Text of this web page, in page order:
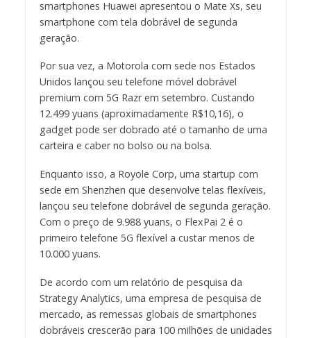
smartphones Huawei apresentou o Mate Xs, seu
smartphone com tela dobrável de segunda
geração.
Por sua vez, a Motorola com sede nos Estados
Unidos lançou seu telefone móvel dobrável
premium com 5G Razr em setembro. Custando
12.499 yuans (aproximadamente R$10,16), o
gadget pode ser dobrado até o tamanho de uma
carteira e caber no bolso ou na bolsa.
Enquanto isso, a Royole Corp, uma startup com
sede em Shenzhen que desenvolve telas flexíveis,
lançou seu telefone dobrável de segunda geração.
Com o preço de 9.988 yuans, o FlexPai 2 é o
primeiro telefone 5G flexível a custar menos de
10.000 yuans.
De acordo com um relatório de pesquisa da
Strategy Analytics, uma empresa de pesquisa de
mercado, as remessas globais de smartphones
dobráveis ​​crescerão para 100 milhões de unidades